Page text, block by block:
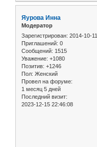
Яурова Инна
Модератор
Зарегистрирован: 2014-10-11
Приглашений: 0
Сообщений: 1515
Уважение: +1080
Позитив: +1246
Пол: Женский
Провел на форуме:
1 месяц 5 дней
Последний визит:
2023-12-15 22:46:08